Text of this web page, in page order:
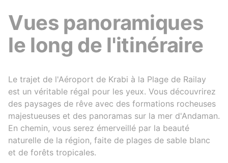
Vues panoramiques
le long de l'itinéraire
Le trajet de l'Aéroport de Krabi à la Plage de Railay
est un véritable régal pour les yeux. Vous découvrirez
des paysages de rêve avec des formations rocheuses
majestueuses et des panoramas sur la mer d'Andaman.
En chemin, vous serez émerveillé par la beauté
naturelle de la région, faite de plages de sable blanc
et de forêts tropicales.